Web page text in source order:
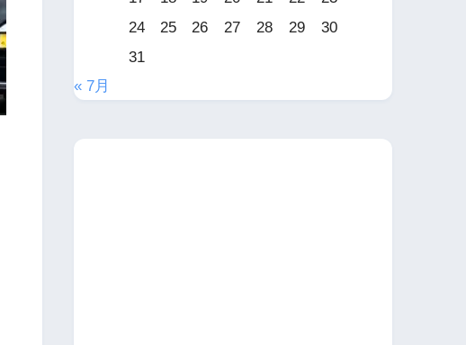
24
25 26 27 28 29
30
31
« 7月